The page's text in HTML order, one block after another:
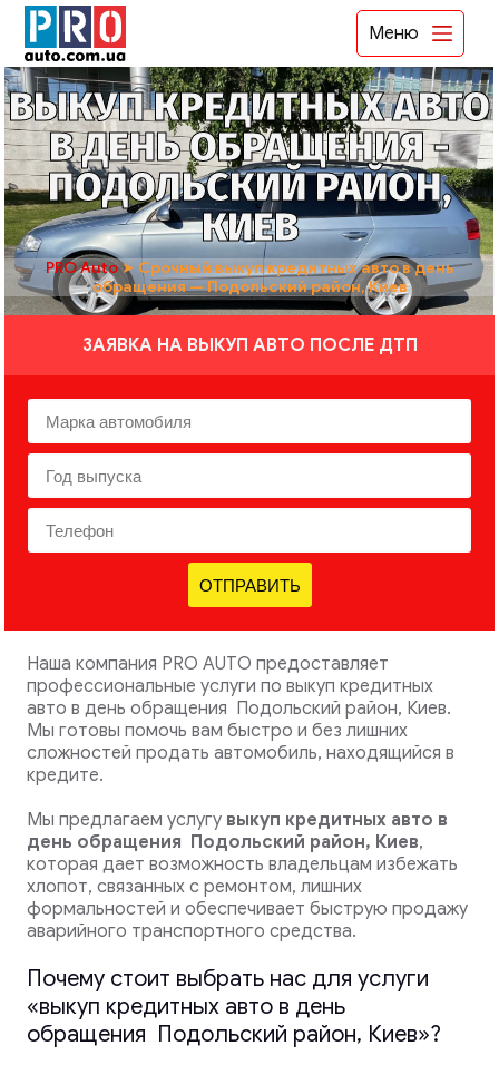
Меню
ВЫКУП КРЕДИТНЫХ АВТО
В ДЕНЬ ОБРАЩЕНИЯ -
ПОДОЛЬСКИЙ РАЙОН,
КИЕВ
PRO Auto➤ Срочный выкуп кредитных авто в день
обращения — Подольский район, Киев
ЗАЯВКА НА ВЫКУП АВТО ПОСЛЕ ДТП
ОТПРАВИТЬ
Наша компания PRO AUTO предоставляет
профессиональные услуги по выкуп кредитных
авто в день обращения Подольский район, Киев.
Мы готовы помочь вам быстро и без лишних
сложностей продать автомобиль, находящийся в
кредите.
Мы предлагаем услугу выкуп кредитных авто в
день обращения Подольский район, Киев,
которая дает возможность владельцам избежать
хлопот, связанных с ремонтом, лишних
формальностей и обеспечивает быструю продажу
аварийного транспортного средства.
Почему стоит выбрать нас для услуги
«выкуп кредитных авто в день
обращения Подольский район, Киев»?